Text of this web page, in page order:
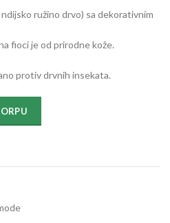
ružino drvo) sa dekorativnim
fioci je od prirodne kože.
protiv drvnih insekata.